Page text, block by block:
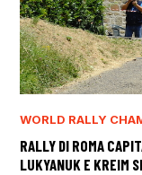
WORLD RALLY
RALLY DI ROMA
LUKYANUK E KREIM